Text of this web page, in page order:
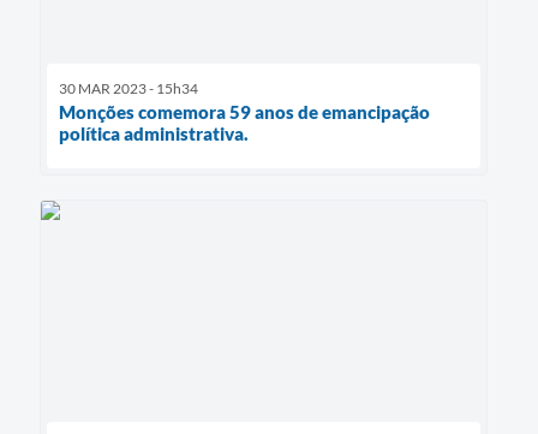
30 MAR 2023 - 15h34
Monções comemora 59 anos de emancipação
política administrativa.